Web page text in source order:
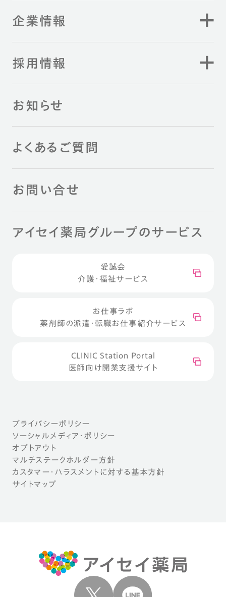
企業情報
採用情報
お知らせ
よくあるご質問
お問い合せ
アイセイ薬局グループのサービス
愛誠会
介護・福祉サービス
お仕事ラボ
薬剤師の派遣・転職お仕事紹介サービス
CLINIC Station Portal
医師向け開業支援サイト
プライバシーポリシー
ソーシャルメディア・ポリシー
オプトアウト
マルチステークホルダー方針
カスタマー・ハラスメントに対する基本方針
サイトマップ